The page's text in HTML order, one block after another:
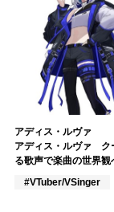
アディス・ルヴァ
アディス・ルヴァ ク
る歌声で楽曲の世界観
#VTuber/VSinger